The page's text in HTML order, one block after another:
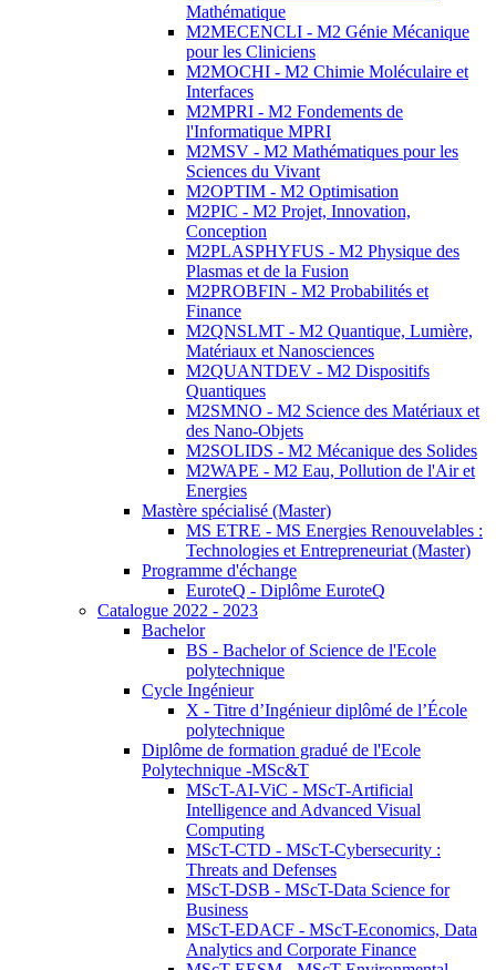
Mathématique
M2MECENCLI - M2 Génie Mécanique
pour les Cliniciens
M2MOCHI - M2 Chimie Moléculaire et
Interfaces
M2MPRI - M2 Fondements de
l'Informatique MPRI
M2MSV - M2 Mathématiques pour les
Sciences du Vivant
M2OPTIM - M2 Optimisation
M2PIC - M2 Projet, Innovation,
Conception
M2PLASPHYFUS - M2 Physique des
Plasmas et de la Fusion
M2PROBFIN - M2 Probabilités et
Finance
M2QNSLMT - M2 Quantique, Lumière,
Matériaux et Nanosciences
M2QUANTDEV - M2 Dispositifs
Quantiques
M2SMNO - M2 Science des Matériaux et
des Nano-Objets
M2SOLIDS - M2 Mécanique des Solides
M2WAPE - M2 Eau, Pollution de l'Air et
Energies
Mastère spécialisé (Master)
MS ETRE - MS Energies Renouvelables :
Technologies et Entrepreneuriat (Master)
Programme d'échange
EuroteQ - Diplôme EuroteQ
Catalogue 2022 - 2023
Bachelor
BS - Bachelor of Science de l'Ecole
polytechnique
Cycle Ingénieur
X - Titre d’Ingénieur diplômé de l’École
polytechnique
Diplôme de formation gradué de l'Ecole
Polytechnique -MSc&T
MScT-AI-ViC - MScT-Artificial
Intelligence and Advanced Visual
Computing
MScT-CTD - MScT-Cybersecurity :
Threats and Defenses
MScT-DSB - MScT-Data Science for
Business
MScT-EDACF - MScT-Economics, Data
Analytics and Corporate Finance